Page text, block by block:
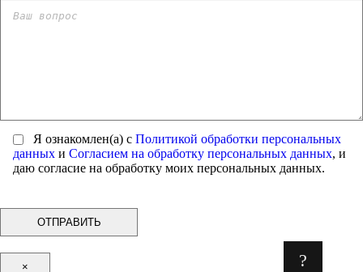
?
Я ознакомлен(а) с Политикой обработки персональных
данных и Согласием на обработку персональных данных, и
даю согласие на обработку моих персональных данных.
×